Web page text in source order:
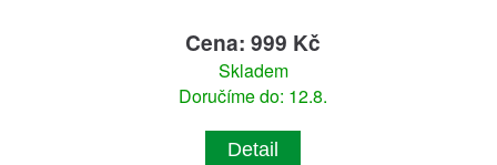
Cena: 999 Kč
Skladem
Doručíme do: 12.8.
Detail